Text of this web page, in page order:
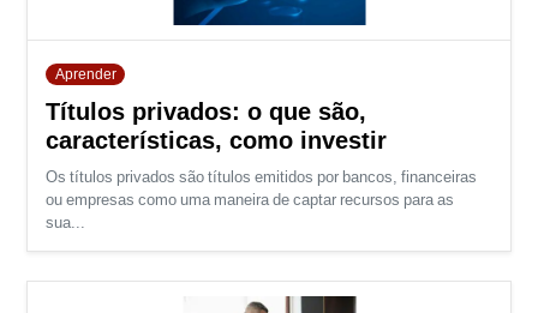
Aprender
Títulos privados: o que são,
características, como investir
Os títulos privados são títulos emitidos por bancos, financeiras
ou empresas como uma maneira de captar recursos para as
sua...